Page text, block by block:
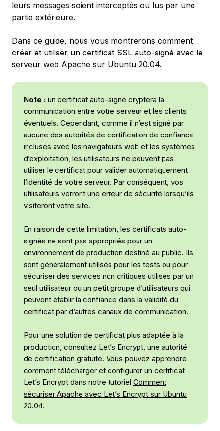
leurs messages soient interceptés ou lus par une
partie extérieure.
Dans ce guide, nous vous montrerons comment
créer et utiliser un certificat SSL auto-signé avec le
serveur web Apache sur Ubuntu 20.04.
Note : un certificat auto-signé cryptera la
communication entre votre serveur et les clients
éventuels. Cependant, comme il n’est signé par
aucune des autorités de certification de confiance
incluses avec les navigateurs web et les systèmes
d’exploitation, les utilisateurs ne peuvent pas
utiliser le certificat pour valider automatiquement
l’identité de votre serveur. Par conséquent, vos
utilisateurs verront une erreur de sécurité lorsqu’ils
visiteront votre site.
En raison de cette limitation, les certificats auto-
signés ne sont pas appropriés pour un
environnement de production destiné au public. Ils
sont généralement utilisés pour les tests ou pour
sécuriser des services non critiques utilisés par un
seul utilisateur ou un petit groupe d’utilisateurs qui
peuvent établir la confiance dans la validité du
certificat par d’autres canaux de communication.
Pour une solution de certificat plus adaptée à la
production, consultez Let’s Encrypt, une autorité
de certification gratuite. Vous pouvez apprendre
comment télécharger et configurer un certificat
Let’s Encrypt dans notre tutoriel Comment
sécuriser Apache avec Let’s Encrypt sur Ubuntu
20.04.